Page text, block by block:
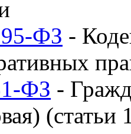
ФЗ -
ФЗ -
(статьи